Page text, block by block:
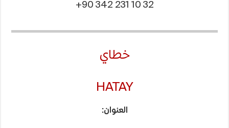
+90 342 231 10 32
خطاي
HATAY
العنوان: